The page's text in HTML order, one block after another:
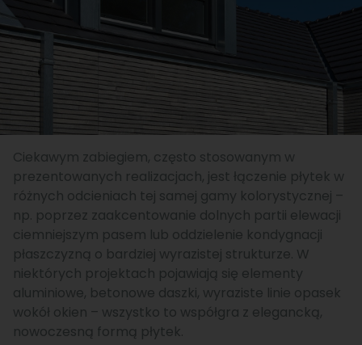
Ciekawym zabiegiem, często stosowanym w
prezentowanych realizacjach, jest łączenie płytek w
różnych odcieniach tej samej gamy kolorystycznej –
np. poprzez zaakcentowanie dolnych partii elewacji
ciemniejszym pasem lub oddzielenie kondygnacji
płaszczyzną o bardziej wyrazistej strukturze. W
niektórych projektach pojawiają się elementy
aluminiowe, betonowe daszki, wyraziste linie opasek
wokół okien – wszystko to współgra z elegancką,
nowoczesną formą płytek.